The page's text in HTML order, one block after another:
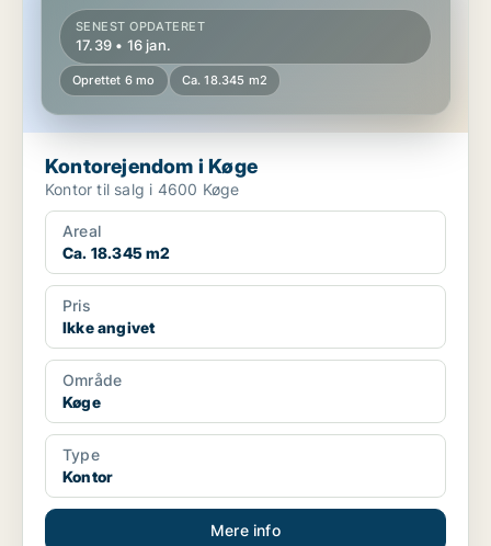
SENEST OPDATERET
17.39 • 16 jan.
Oprettet 6 mo Ca. 18.345 m2
Kontorejendom i Køge
Kontor til salg i 4600 Køge
Areal
Ca. 18.345 m2
Pris
Ikke angivet
Område
Køge
Type
Kontor
Mere info